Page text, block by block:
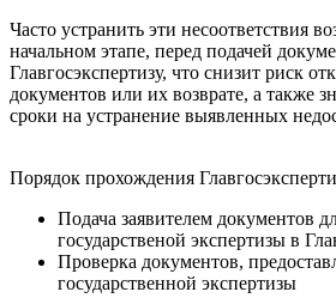
Часто устранить эти несоответствия
начальном этапе, перед подачей
Главгосэкспертизу, что снизит риск
документов или их возврате, а также
сроки на устранение выявленных
Порядок прохождения
Подача заявителем документов
государственой экспертизы в
Проверка документов,
государственной экспертизы